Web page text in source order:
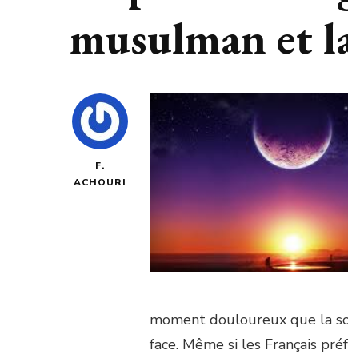
musulman et
F.
ACHOURI
moment douloureux que la
face. Même si les Français